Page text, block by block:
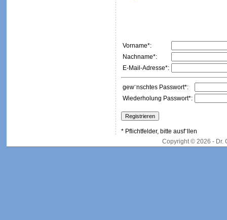
Vorname*:
Nachname*:
E-Mail-Adresse*:
gew¨nschtes Passwort*:
Wiederholung Passwort*:
* Pflichtfelder, bitte ausf¨llen
Copyright © 2026 - Dr.